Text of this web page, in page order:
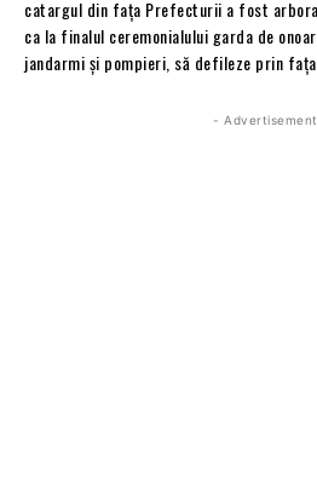
catargul din fața Prefecturii a fost
ca la finalul ceremonialului garda de
jandarmi și pompieri, să defileze prin
-